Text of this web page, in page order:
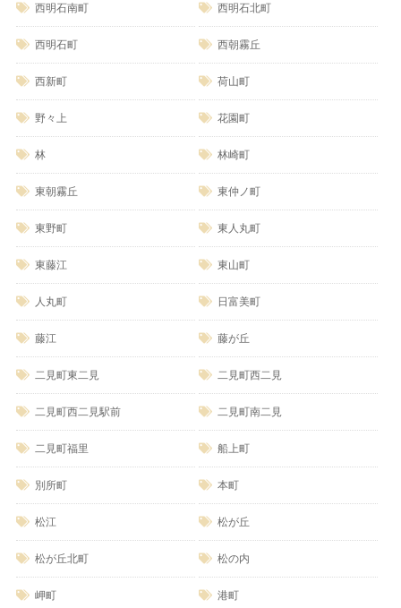
西明石南町 西明石北町
西明石町 西朝霧丘
西新町 荷山町
野々上 花園町
林 林崎町
東朝霧丘 東仲ノ町
東野町 東人丸町
東藤江 東山町
人丸町 日富美町
藤江 藤が丘
二見町東二見 二見町西二見
二見町西二見駅前 二見町南二見
二見町福里 船上町
別所町 本町
松江 松が丘
松が丘北町 松の内
岬町 港町